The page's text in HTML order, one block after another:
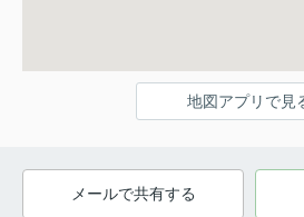
地図アプリで見
メールで共有する